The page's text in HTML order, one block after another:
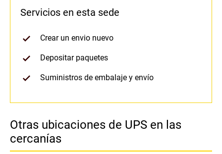
Servicios en esta sede
Crear un envio nuevo
Depositar paquetes
Suministros de embalaje y envío
Otras ubicaciones de UPS en las
cercanías